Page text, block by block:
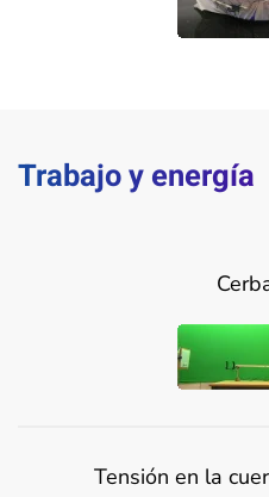
Trabajo y energía
Tensión en la